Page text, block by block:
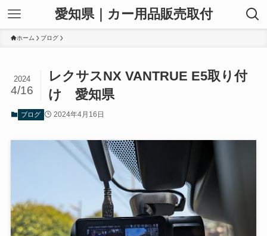
愛知県｜カー用品販売取付
ホーム ブログ
レクサスNX VANTRUE E5取り付
け 愛知県
2024
4/16
ブログ 2024年4月16日